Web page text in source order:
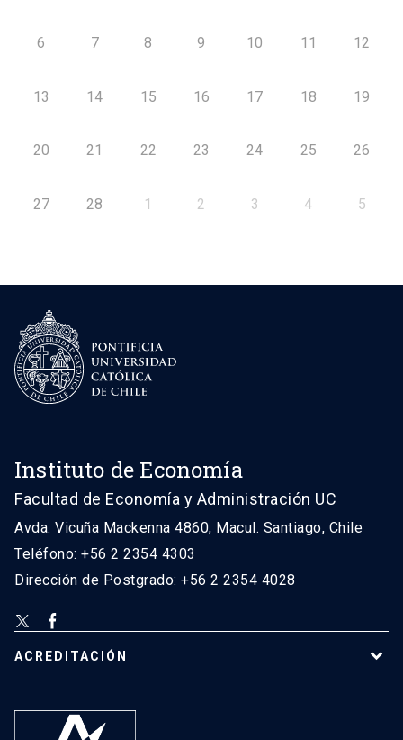
6 7 8 9 10 11 12
13 14 15 16 17 18 19
20 21 22 23 24 25 26
27 28 1 2 3 4 5
Instituto de Economía
Facultad de Economía y Administración UC
Avda. Vicuña Mackenna 4860, Macul. Santiago, Chile
Teléfono: +56 2 2354 4303
Dirección de Postgrado: +56 2 2354 4028
ACREDITACIÓN